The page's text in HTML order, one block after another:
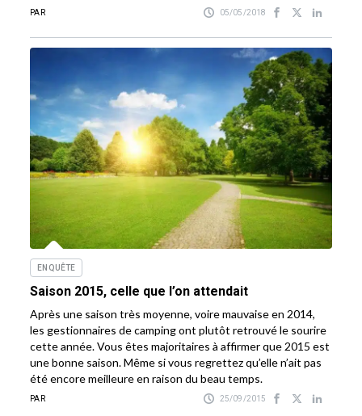
PAR 05/05/2018
ENQUÊTE
Saison 2015, celle que l’on attendait
Après une saison très moyenne, voire mauvaise en 2014,
les gestionnaires de camping ont plutôt retrouvé le sourire
cette année. Vous êtes majoritaires à affirmer que 2015 est
une bonne saison. Même si vous regrettez qu’elle n’ait pas
été encore meilleure en raison du beau temps.
PAR 25/09/2015